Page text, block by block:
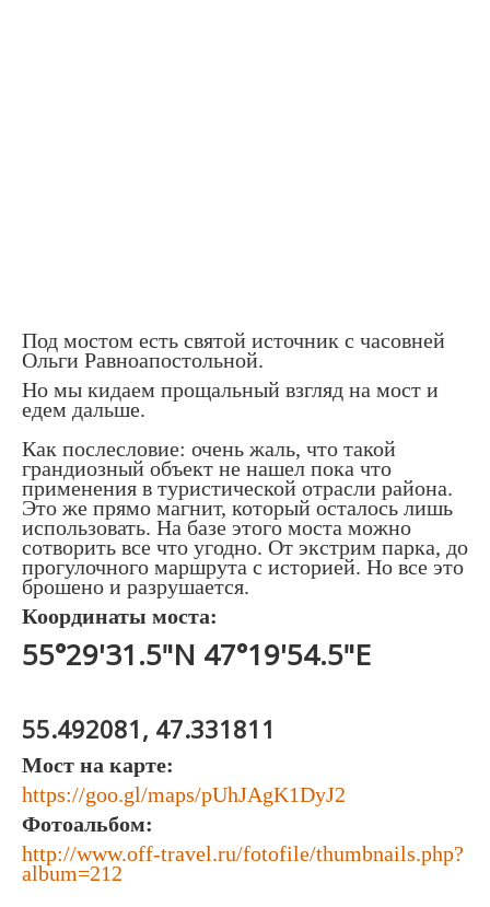
Под мостом есть святой источник с часовней
Ольги Равноапостольной.
Но мы кидаем прощальный взгляд на мост и
едем дальше.
Как послесловие: очень жаль, что такой
грандиозный объект не нашел пока что
применения в туристической отрасли района.
Это же прямо магнит, который осталось лишь
использовать. На базе этого моста можно
сотворить все что угодно. От экстрим парка, до
прогулочного маршрута с историей. Но все это
брошено и разрушается.
Координаты моста:
55°29'31.5"N 47°19'54.5"E
55.492081, 47.331811
Мост на карте:
https://goo.gl/maps/pUhJAgK1DyJ2
Фотоальбом:
http://www.off-travel.ru/fotofile/thumbnails.php?
album=212